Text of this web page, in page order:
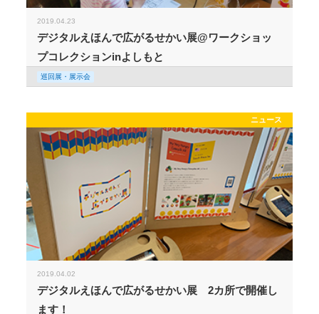
2019.04.23
デジタルえほんで広がるせかい展@ワークショッ
プコレクションinよしもと
巡回展・展示会
ニュース
2019.04.02
デジタルえほんで広がるせかい展 2カ所で開催し
ます！